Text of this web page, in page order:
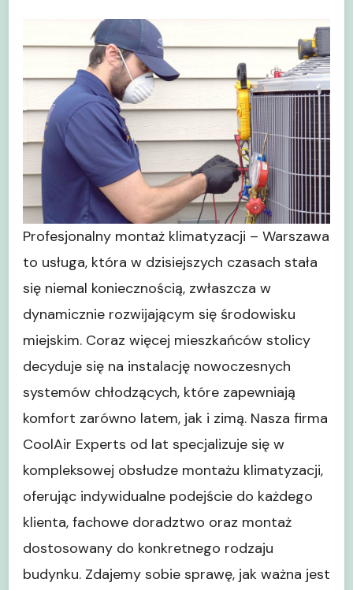
systemy
–
montaż
w
Profesjonalny montaż klimatyzacji – Warszawa
to usługa, która w dzisiejszych czasach stała
się niemal koniecznością, zwłaszcza w
dynamicznie rozwijającym się środowisku
miejskim. Coraz więcej mieszkańców stolicy
decyduje się na instalację nowoczesnych
systemów chłodzących, które zapewniają
komfort zarówno latem, jak i zimą. Nasza firma
CoolAir Experts od lat specjalizuje się w
kompleksowej obsłudze montażu klimatyzacji,
oferując indywidualne podejście do każdego
klienta, fachowe doradztwo oraz montaż
dostosowany do konkretnego rodzaju
budynku. Zdajemy sobie sprawę, jak ważna jest